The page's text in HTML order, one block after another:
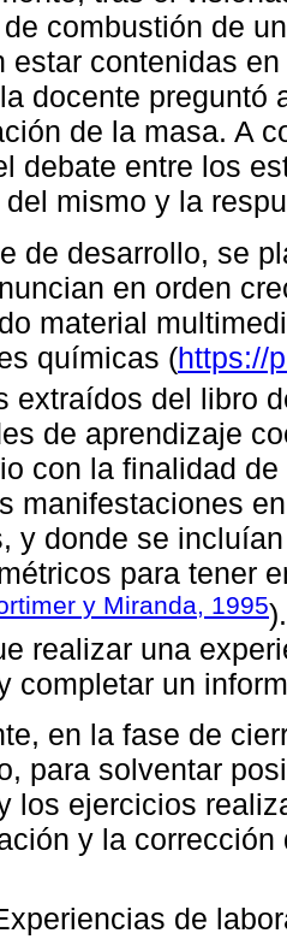
combustión de
estar contenidas
docente preguntó
de la masa. A
debate entre los
del mismo y la
de desarrollo, se
en orden
material
químicas (https://
extraídos del libro
de aprendizaje
con la finalidad
manifestaciones
y donde se
para tener
y Miranda, 1995
realizar una
completar un
en la fase de
para solventar
los ejercicios
y la
de